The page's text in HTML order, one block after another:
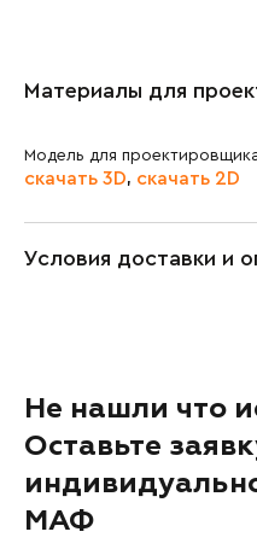
Материалы для
Модель для
скачать 3D, скачать 2D
Условия доставки и
Не нашли что
Оставьте
МАФ